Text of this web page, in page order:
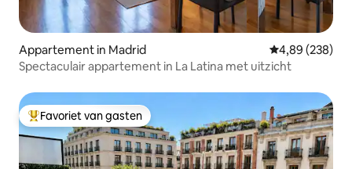
Appartement in Madrid Gemiddelde
4,89 (238)
Spectaculair appartement in La Latina met uitzicht
Topfavoriet van gasten
Favoriet van gasten